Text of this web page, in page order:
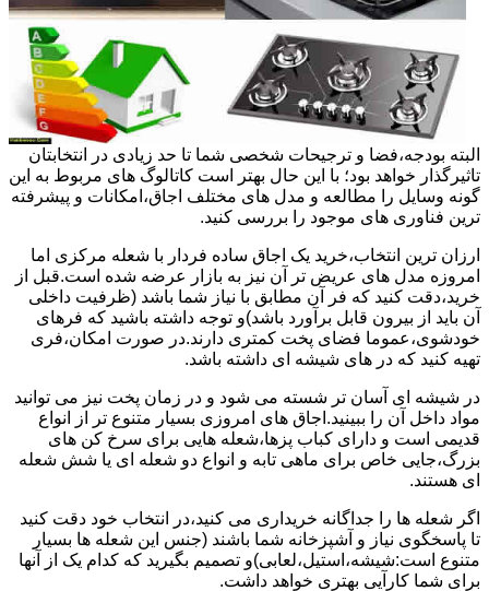
البته بودجه،فضا و ترجیحات شخصی شما تا حد زیادی در انتخابتان
تاثیرگذار خواهد بود؛ با این حال بهتر است کاتالوگ های مربوط به این
گونه وسایل را مطالعه و مدل های مختلف اجاق،امکانات و پیشرفته
ترین فناوری های موجود را بررسی کنید.
ارزان ترین انتخاب،خرید یک اجاق ساده فردار با شعله مرکزی اما
امروزه مدل های عریض تر آن نیز به بازار عرضه شده است.قبل از
خرید،دقت کنید که فر آن مطابق با نیاز شما باشد (ظرفیت داخلی
آن باید از بیرون قابل برآورد باشد)و توجه داشته باشید که فرهای
خودشوی،عموما فضای پخت کمتری دارند.در صورت امکان،فری
تهیه کنید که در های شیشه ای داشته باشد.
در شیشه ای آسان تر شسته می شود و در زمان پخت نیز می توانید
مواد داخل آن را ببینید.اجاق های امروزی بسیار متنوع تر از انواع
قدیمی است و دارای کباب پزها،شعله هایی برای سرخ کن های
بزرگ،جایی خاص برای ماهی تابه و انواع دو شعله ای یا شش شعله
ای هستند.
اگر شعله ها را جداگانه خریداری می کنید،در انتخاب خود دقت کنید
تا پاسخگوی نیاز و آشپزخانه شما باشند (جنس این شعله ها بسیار
متنوع است:شیشه،استیل،لعابی)و تصمیم بگیرید که کدام یک از آنها
برای شما کارآیی بهتری خواهد داشت.